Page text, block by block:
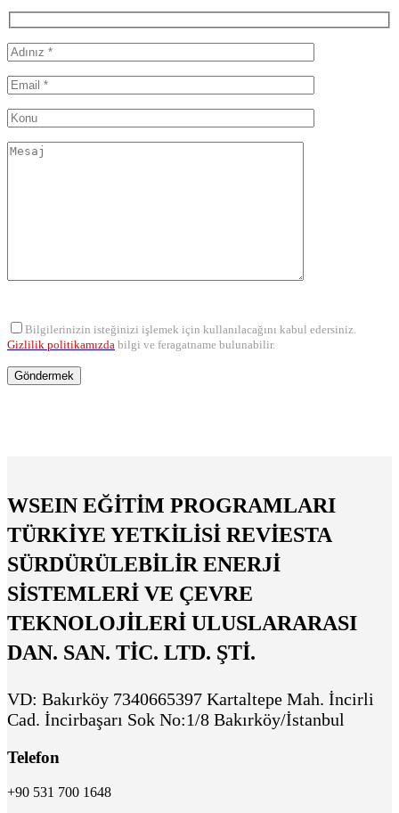
Bilgilerinizin isteğinizi işlemek için kullanılacağını kabul edersiniz.
Gizlilik politikamızda bilgi ve feragatname bulunabilir.
WSEIN EĞİTİM PROGRAMLARI
TÜRKİYE YETKİLİSİ REVİESTA
SÜRDÜRÜLEBİLİR ENERJİ
SİSTEMLERİ VE ÇEVRE
TEKNOLOJİLERİ ULUSLARARASI
DAN. SAN. TİC. LTD. ŞTİ.
VD: Bakırköy 7340665397 Kartaltepe Mah. İncirli
Cad. İncirbaşarı Sok No:1/8 Bakırköy/İstanbul
Telefon
+90 531 700 1648